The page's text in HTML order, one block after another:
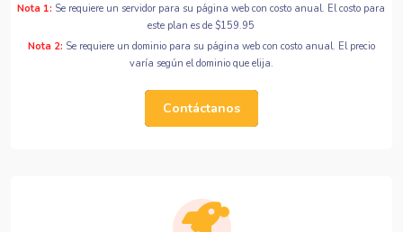
Nota 1: Se requiere un servidor para su página web con costo anual. El costo para
este plan es de $159.95
Nota 2: Se requiere un dominio para su página web con costo anual. El precio
varía según el dominio que elija.
Contáctanos